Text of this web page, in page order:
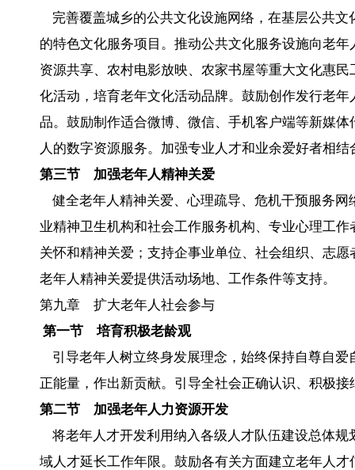
完善覆盖城乡的公共文化设施网络，在基层公共
的特色文化服务项目。推动公共文化服务设施向老
资源共享、农村电影放映、农家书屋等重大文化惠
化活动，培育老年文化活动品牌。鼓励创作发行老
品。鼓励制作适合微博、微信、手机客户端等新媒
人的数字资源服务。加强专业人才和业余爱好者相
第三节 加强老年人精神关爱
健全老年人精神关爱、心理疏导、危机干预服务
业精神卫生机构和社会工作服务机构、专业心理工
关怀和精神关爱；支持企事业单位、社会组织、志
老年人精神关爱提供活动场地、工作条件等支持。
第九章 扩大老年人社会参与
第一节 培育积极老龄观
引导老年人树立终身发展理念，始终保持自尊自
正能量，作出新贡献。引导全社会正确认识、积极
第二节 加强老年人力资源开发
将老年人才开发利用纳入各级人才队伍建设总体
域人才延长工作年限。鼓励各有关方面建立老年人